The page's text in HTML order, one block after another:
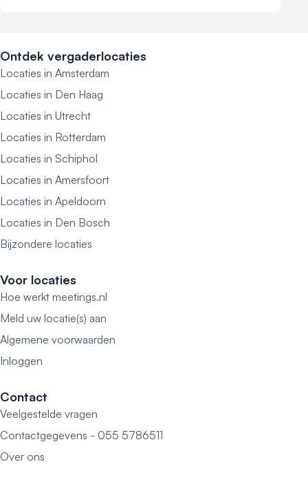
Ontdek vergaderlocaties
Locaties in Amsterdam
Locaties in Den Haag
Locaties in Utrecht
Locaties in Rotterdam
Locaties in Schiphol
Locaties in Amersfoort
Locaties in Apeldoorn
Locaties in Den Bosch
Bijzondere locaties
Voor locaties
Hoe werkt meetings.nl
Meld uw locatie(s) aan
Algemene voorwaarden
Inloggen
Contact
Veelgestelde vragen
Contactgegevens - 055 5786511
Over ons